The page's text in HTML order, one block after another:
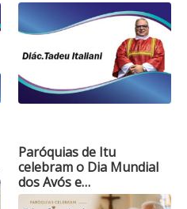
Paróquias de Itu
celebram o Dia Mundial
dos Avós e…